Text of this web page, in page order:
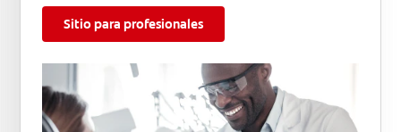
Sitio para profesionales